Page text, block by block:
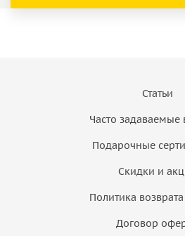
Статьи
Часто задаваемые
Подарочные
Скидки и
Политика
Договор